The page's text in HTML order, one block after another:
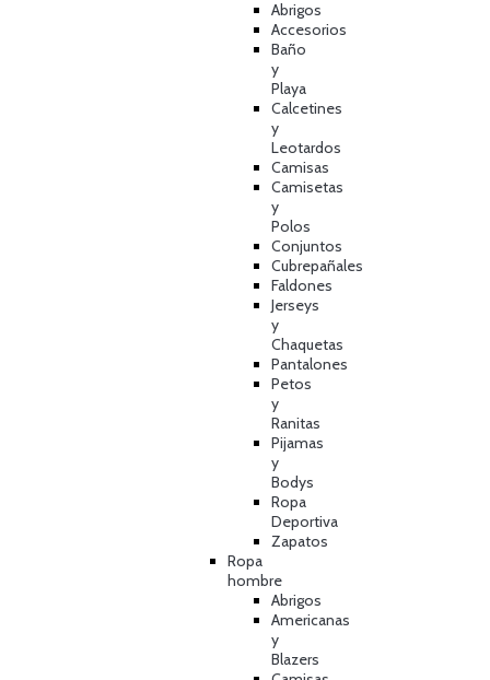
Abrigos
Accesorios
Baño
y
Playa
Calcetines
y
Leotardos
Camisas
Camisetas
y
Polos
Conjuntos
Cubrepañales
Faldones
Jerseys
y
Chaquetas
Pantalones
Petos
y
Ranitas
Pijamas
y
Bodys
Ropa
Deportiva
Zapatos
Ropa
hombre
Abrigos
Americanas
y
Blazers